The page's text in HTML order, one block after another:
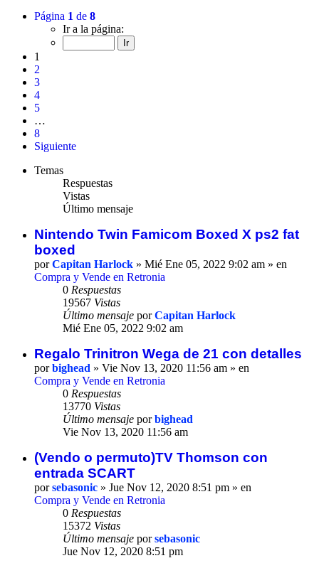
Página 1 de 8
Ir a la página:
1
2
3
4
5
…
8
Siguiente
Temas
Respuestas
Vistas
Último mensaje
Nintendo Twin Famicom Boxed X ps2 fat
boxed
porCapitan Harlock » Mié Ene 05, 2022 9:02 am » en
Compra y Vende en Retronia
0 Respuestas
19567 Vistas
Último mensaje porCapitan Harlock
Mié Ene 05, 2022 9:02 am
Regalo Trinitron Wega de 21 con detalles
porbighead » Vie Nov 13, 2020 11:56 am » en
Compra y Vende en Retronia
0 Respuestas
13770 Vistas
Último mensaje porbighead
Vie Nov 13, 2020 11:56 am
(Vendo o permuto)TV Thomson con
entrada SCART
porsebasonic » Jue Nov 12, 2020 8:51 pm » en
Compra y Vende en Retronia
0 Respuestas
15372 Vistas
Último mensaje porsebasonic
Jue Nov 12, 2020 8:51 pm